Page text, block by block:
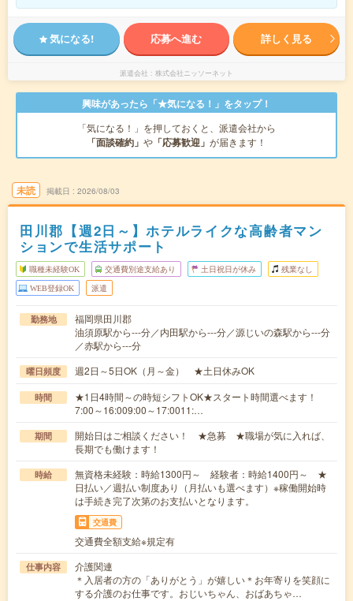
気になる! 応募へ進む 詳しく見る
派遣会社 株式会社ニッソーネット
興味があったら「★気になる！」をタップ！
「気になる！」を押しておくと、派遣会社から
「面談確約」 や 「応募歓迎」 が届きます！
未読 掲載日 2026/08/03
田川郡【週2日～】ホテルライクな高齢者マン
ションで生活サポート
職種未経験OK 交通費別途支給あり 土日祝日が休み 残業なし
WEB登録OK 派遣
勤務地
福岡県田川郡
油須原駅から---分／内田駅から---分／源じいの森駅から---分
／赤駅から---分
曜日頻度 週2日～5日OK（月～金） ★土日休みOK
時間
★1日4時間～の時短シフトOK★スタート時間選べます！
7:00～16:009:00～17:0011:…
期間
開始日はご相談ください！ ★急募 ★職場が気に入れば、
長期でも働けます！
時給
無資格未経験：時給1300円～ 経験者：時給1400円～ ★
日払い／週払い制度あり（月払いも選べます）※稼働開始時
は手続き完了次第のお支払いとなります。
交通費
交通費全額支給※規定有
仕事内容
介護関連
＊入居者の方の「ありがとう」が嬉しい＊お年寄りを笑顔に
する介護のお仕事です。おじいちゃん、おばあちゃ…